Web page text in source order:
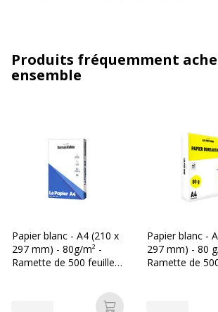
Produits fréquemment
ensemble
Papier blanc - A4 (210 x
297 mm) - 80g/m² -
Ramette de 500 feuilles
Papier blanc -
297 mm) - 80
Ramette de